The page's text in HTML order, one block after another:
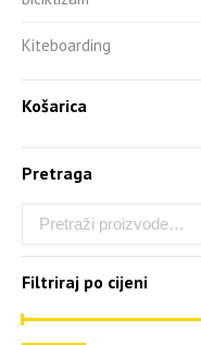
Kiteboarding
Košarica
Pretraga
Filtriraj po cijeni